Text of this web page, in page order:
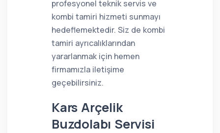
profesyonel teknik servis ve
kombi tamiri hizmeti sunmayı
hedeflemektedir. Siz de kombi
tamiri ayrıcalıklarından
yararlanmak için hemen
firmamızla iletişime
geçebilirsiniz.
Kars Arçelik
Buzdolabı Servisi